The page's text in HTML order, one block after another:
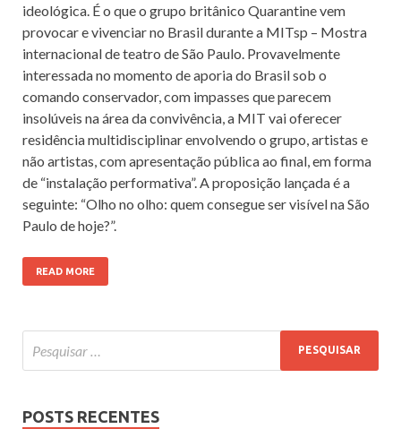
ideológica. É o que o grupo britânico Quarantine vem
provocar e vivenciar no Brasil durante a MITsp – Mostra
internacional de teatro de São Paulo. Provavelmente
interessada no momento de aporia do Brasil sob o
comando conservador, com impasses que parecem
insolúveis na área da convivência, a MIT vai oferecer
residência multidisciplinar envolvendo o grupo, artistas e
não artistas, com apresentação pública ao final, em forma
de “instalação performativa”. A proposição lançada é a
seguinte: “Olho no olho: quem consegue ser visível na São
Paulo de hoje?”.
READ MORE
POSTS RECENTES